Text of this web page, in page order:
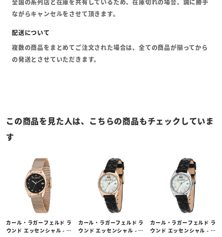
全国の系列店と在庫を共有しているため、在庫切れの場合、誠に勝手
ながらキャンセルをさせて頂きます。
複数の商品をまとめてご注文された場合は、全ての商品が揃ってから
の発送とさせていただきます。
この商品を見た人は、こちらの商品もチェックしていま
す
カール・ラガーフェルド ラ
ウンド エッセンシャル - ブ
カール・ラガーフェルド ラ
ウンド エッセンシャル - ホ
カール・ラガーフェルド ラ
ウンド エッセンシャル - ホ